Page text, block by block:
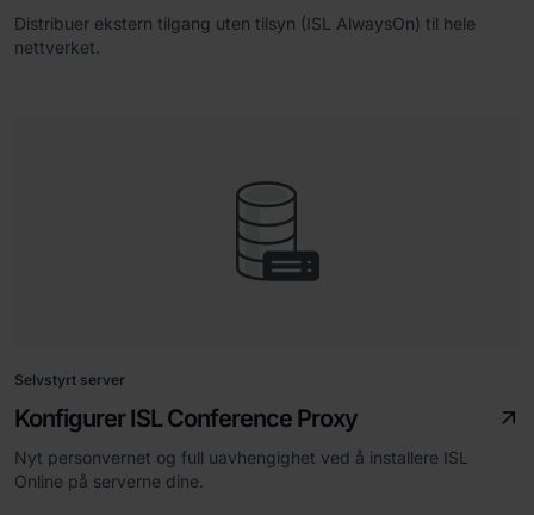
Distribuer ekstern tilgang uten tilsyn (ISL AlwaysOn) til hele
nettverket.
Selvstyrt server
Konfigurer ISL Conference Proxy
Nyt personvernet og full uavhengighet ved å installere ISL
Online på serverne dine.